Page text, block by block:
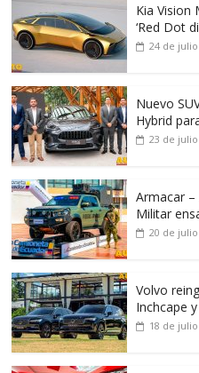
Kia Vision
‘Red Dot
24 de
Nuevo
Hybrid
23 de
Armacar
Militar
20 de
Volvo
Inchcape
18 de